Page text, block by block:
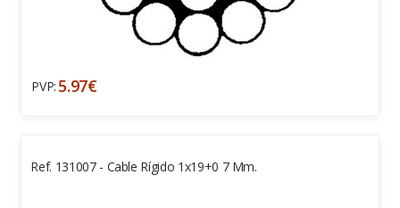
PVP: 5.97€
Ref. 131007 - Cable Rígido 1x19+0 7 Mm.